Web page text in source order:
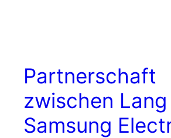
Partnerschaft
zwischen
Samsung